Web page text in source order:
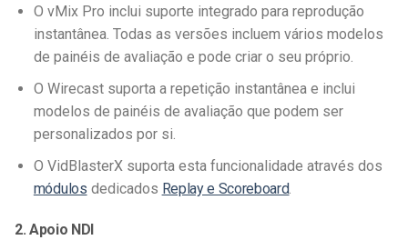
O vMix Pro inclui suporte integrado para reprodução
instantânea. Todas as versões incluem vários modelos
de painéis de avaliação e pode criar o seu próprio.
O Wirecast suporta a repetição instantânea e inclui
modelos de painéis de avaliação que podem ser
personalizados por si.
O VidBlasterX suporta esta funcionalidade através dos
módulos dedicados Replay e Scoreboard.
2. Apoio NDI